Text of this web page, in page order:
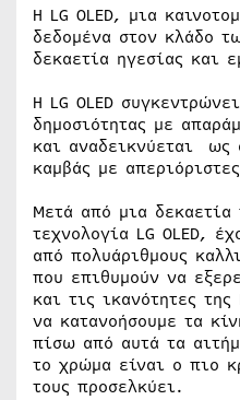
Η LG OLED, μια
δεδομένα στον κλάδο
δεκαετία ηγεσίας και
Η LG OLED
δημοσιότητας με
και αναδεικνύεται ως
καμβάς με
Μετά από μια δεκαετία
τεχνολογία LG OLED,
από πολυάριθμους
που επιθυμούν να
και τις ικανότητες της
να κατανοήσουμε τα
πίσω από αυτά τα
το χρώμα είναι ο πιο
τους προσελκύει.